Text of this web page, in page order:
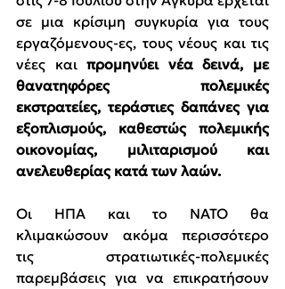
σε μια κρίσιμη συγκυρία για τους
εργαζόμενους-ες, τους νέους και τις
νέες και προμηνύει νέα δεινά, με
θανατηφόρες πολεμικές
εκστρατείες, τεράστιες δαπάνες για
εξοπλισμούς, καθεστώς πολεμικής
οικονομίας, μιλιταρισμού και
ανελευθερίας κατά των λαών.
Οι ΗΠΑ και το ΝΑΤΟ θα
κλιμακώσουν ακόμα περισσότερο
τις στρατιωτικές-πολεμικές
παρεμβάσεις για να επικρατήσουν